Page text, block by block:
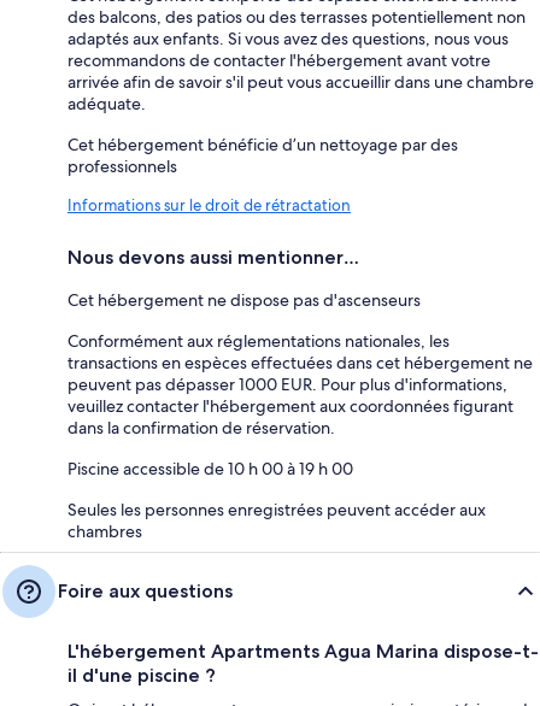
des balcons, des patios ou des terrasses potentiellement non
adaptés aux enfants. Si vous avez des questions, nous vous
recommandons de contacter l'hébergement avant votre
arrivée afin de savoir s'il peut vous accueillir dans une chambre
adéquate.
Cet hébergement bénéficie d’un nettoyage par des
professionnels
Informations sur le droit de rétractation
Nous devons aussi mentionner…
Cet hébergement ne dispose pas d'ascenseurs
Conformément aux réglementations nationales, les
transactions en espèces effectuées dans cet hébergement ne
peuvent pas dépasser 1000 EUR. Pour plus d'informations,
veuillez contacter l'hébergement aux coordonnées figurant
dans la confirmation de réservation.
Piscine accessible de 10 h 00 à 19 h 00
Seules les personnes enregistrées peuvent accéder aux
chambres
Foire aux questions
L'hébergement Apartments Agua Marina dispose-t-
il d'une piscine ?